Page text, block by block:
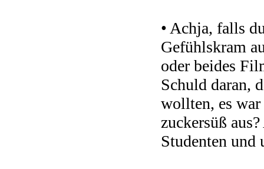
• Achja, falls
Gefühlskram
oder beides
Schuld daran,
wollten, es
zuckersüß
Studenten und